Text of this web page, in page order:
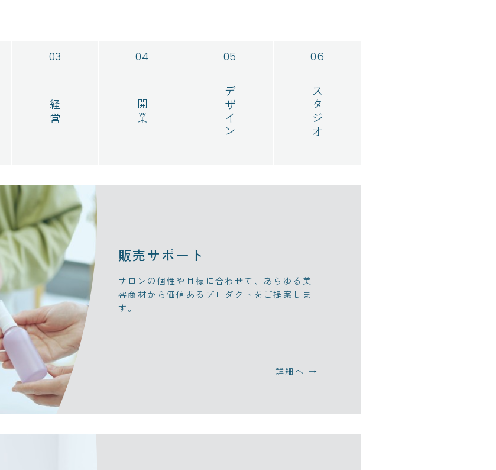
経営 開業 デザイン スタジオ
販売サポート
サロンの個性や目標に合わせて、あらゆる美
容商材から価値あるプロダクトをご提案しま
す。
詳細へ →